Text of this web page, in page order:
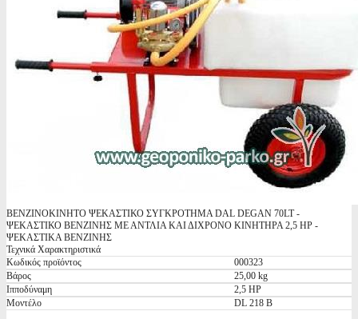
ΒΕΝΖΙΝΟΚΙΝΗΤΟ ΨΕΚΑΣΤΙΚΟ ΣΥΓΚΡΟΤΗΜΑ DAL DEGAN 70LT -
ΨΕΚΑΣΤΙΚΟ ΒΕΝΖΙΝΗΣ ΜΕ ΑΝΤΛΙΑ ΚΑΙ ΔΙΧΡOΝΟ ΚΙΝΗΤΗΡΑ 2,5 HP -
ΨΕΚΑΣΤΙΚΑ ΒΕΝΖΙΝΗΣ
Τεχνικά Χαρακτηριστικά
Κωδικός προϊόντος
000323
Βάρος
25,00 kg
Ιπποδύναμη
2,5 HP
Μοντέλο
DL 218 B